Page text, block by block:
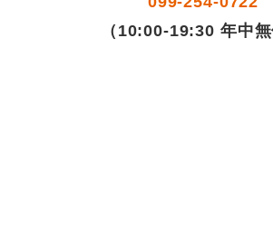
（10:00-19:30 年中無